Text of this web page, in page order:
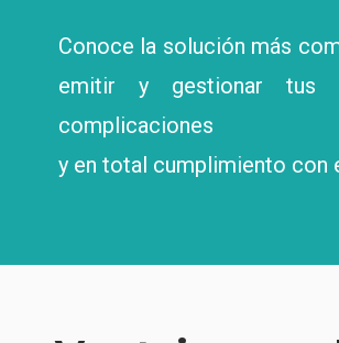
Conoce la solución más
emitir y gestionar tus
complicaciones
y en total cumplimiento con